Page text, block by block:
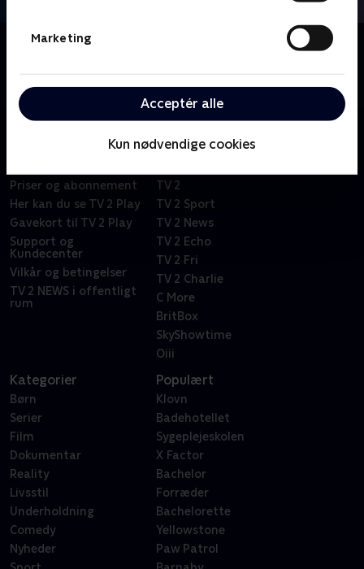
Marketing
Acceptér alle
Kun nødvendige cookies
Om FIFA VM 2026 - Højdepunkter
Mexico, USA og Canada.
Priser og abonnement
Her kan du se TV 2 Play
Gavekort til TV 2 Play
Support og
Kundecenter
Vilkår og betingelser
TV 2 NEWS i offentligt
rum
TV 2
TV 2 Sport
TV 2 News
TV 2 Echo
TV 2 Fri
TV 2 Charlie
C More
BritBox
SkyShowtime
Oiii
Kategorier
Børn
Serier
Film
Dokumentar
Reality
Livsstil
Underholdning
Comedy
Nyheder
Populært
Klovn
Badehotellet
Sygeplejeskolen
X Factor
Bachelor
Forræder
Bachelorette
Yellowstone
Paw Patrol